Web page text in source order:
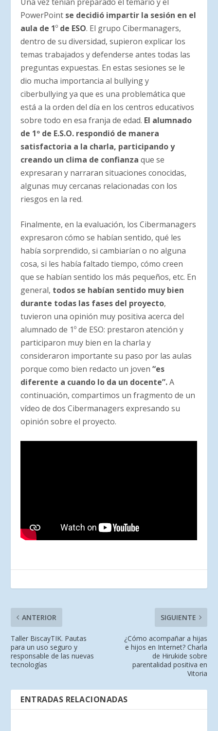
PowerPoint se decidió impartir la sesión en el
aula de 1º de ESO. El grupo Cibermanagers,
dentro de su diversidad, supieron explicar los
temas trabajados y defenderse antes todas las
preguntas expuestas. En estas sesiones se le
dio mucha importancia al bullying y
ciberbullying ya que es una problemática que
está a la orden del día en los centros educativos
sobre todo en esa franja de edad. El alumnado
de 1º de E.S.O. respondió de manera
satisfactoria a la charla, participando y
creando un clima de confianza que se
expresaran y narraran situaciones conocidas,
algunas muy cercanas relacionadas con los
riesgos en la red.
Finalmente, en la evaluación, los Cibermanagers
expresaron cómo se habían sentido, qué les
había sorprendido, si cambiarían o no alguna
cosa, si les había faltado tiempo, cómo creen
que se habían sentido los más pequeños, etc. En
general, todos se habían sentido muy bien
durante todas las fases del proyecto,
tuvieron una opinión muy positiva acerca del
alumnado de 1º de ESO: prestaron atención y
participaron muy bien en la charla y
consideraron importante su paso por las aulas
porque como bien redacto un joven“es
diferente a cuando lo da un docente”.A
continuación, compartimos un fragmento de un
vídeo de dos Cibermanagers expresando su
opinión sobre el proyecto.
ANTERIOR
Taller BiscayTIK. Pautas
para un uso seguro y
responsable de las nuevas
tecnologías
SIGUIENTE
¿Cómo acompañar a hijas
e hijos en Internet? Charla
de Hirukide sobre
parentalidad positiva en
Vitoria
ENTRADAS RELACIONADAS